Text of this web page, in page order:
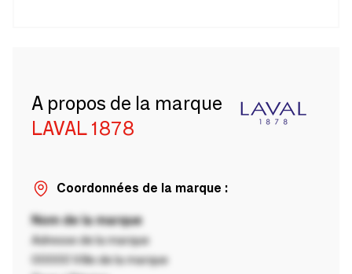
A propos de la marque
LAVAL 1878
Coordonnées de la marque :
Nom de la marque
Adresse de la marque
00000 Ville de la marque